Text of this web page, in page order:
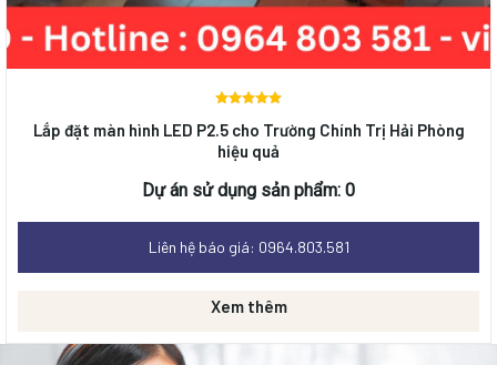
Được
xếp
hạng0
5 sao
Lắp đặt màn hình LED P2.5 cho Trường Chính Trị Hải Phòng
hiệu quả
Dự án sử dụng sản phẩm: 0
Liên hệ báo giá: 0964.803.581
Xem thêm